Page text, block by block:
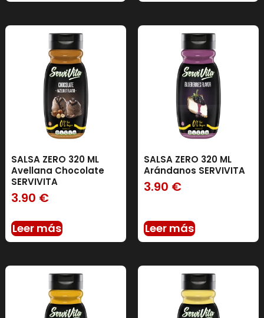
SALSA ZERO 320 ML
Avellana Chocolate
SERVIVITA
3.90 €
Leer más
SALSA ZERO 320 ML
Arándanos SERVIVITA
3.90 €
Leer más